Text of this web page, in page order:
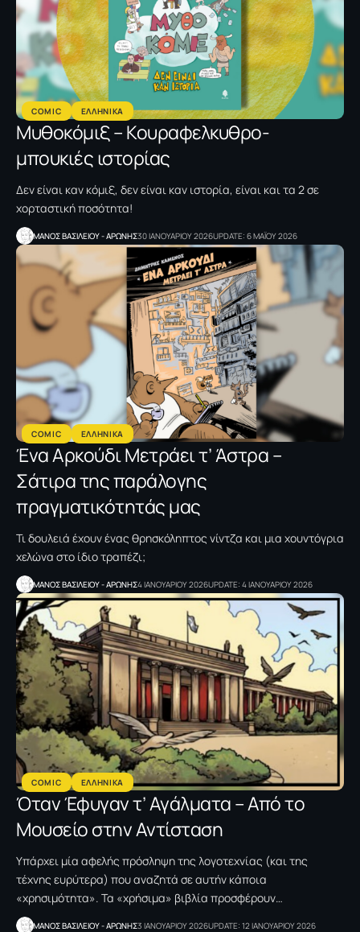
COMIC ΕΛΛΗΝΙΚΑ
Μυθοκόμιξ – Κουραφελκυθρο-
μπουκιές ιστορίας
Δεν είναι καν κόμιξ, δεν είναι καν ιστορία, είναι και τα 2 σε
χορταστική ποσότητα!
ΜΑΝΟΣ ΒΑΣΙΛΕΙΟΥ - ΑΡΩΝΗΣ30 ΙΑΝΟΥΑΡΙΟΥ 2026UPDATE: 6 ΜΑΪΟΥ 2026
COMIC ΕΛΛΗΝΙΚΑ
Ένα Αρκούδι Μετράει τ’ Άστρα –
Σάτιρα της παράλογης
πραγματικότητάς μας
Τι δουλειά έχουν ένας θρησκόληπτος νίντζα και μια χουντόγρια
χελώνα στο ίδιο τραπέζι;
ΜΑΝΟΣ ΒΑΣΙΛΕΙΟΥ - ΑΡΩΝΗΣ4 ΙΑΝΟΥΑΡΙΟΥ 2026UPDATE: 4 ΙΑΝΟΥΑΡΙΟΥ 2026
COMIC ΕΛΛΗΝΙΚΑ
Όταν Έφυγαν τ’ Αγάλματα – Από το
Μουσείο στην Αντίσταση
Υπάρχει μία αφελής πρόσληψη της λογοτεχνίας (και της
τέχνης ευρύτερα) που αναζητά σε αυτήν κάποια
«χρησιμότητα». Τα «χρήσιμα» βιβλία προσφέρουν…
ΜΑΝΟΣ ΒΑΣΙΛΕΙΟΥ - ΑΡΩΝΗΣ3 ΙΑΝΟΥΑΡΙΟΥ 2026UPDATE: 12 ΙΑΝΟΥΑΡΙΟΥ 2026